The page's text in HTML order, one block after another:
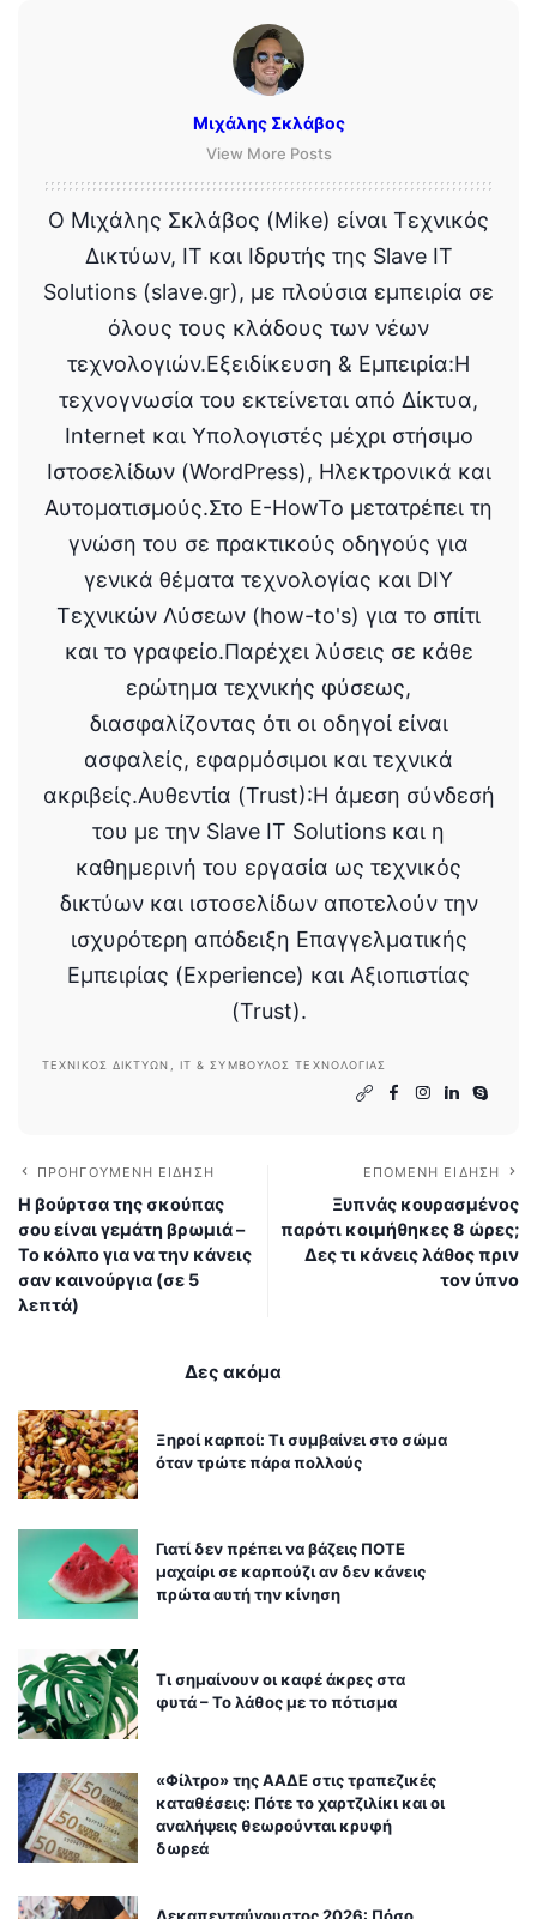
Μιχάλης Σκλάβος
View More Posts
Ο Μιχάλης Σκλάβος (Mike) είναι Τεχνικός
Δικτύων, IT και Ιδρυτής της Slave IT
Solutions (slave.gr), με πλούσια εμπειρία σε
όλους τους κλάδους των νέων
τεχνολογιών.Εξειδίκευση & Εμπειρία:Η
τεχνογνωσία του εκτείνεται από Δίκτυα,
Internet και Υπολογιστές μέχρι στήσιμο
Ιστοσελίδων (WordPress), Ηλεκτρονικά και
Αυτοματισμούς.Στο E-HowTo μετατρέπει τη
γνώση του σε πρακτικούς οδηγούς για
γενικά θέματα τεχνολογίας και DIY
Τεχνικών Λύσεων (how-to's) για το σπίτι
και το γραφείο.Παρέχει λύσεις σε κάθε
ερώτημα τεχνικής φύσεως,
διασφαλίζοντας ότι οι οδηγοί είναι
ασφαλείς, εφαρμόσιμοι και τεχνικά
ακριβείς.Αυθεντία (Trust):Η άμεση σύνδεσή
του με την Slave IT Solutions και η
καθημερινή του εργασία ως τεχνικός
δικτύων και ιστοσελίδων αποτελούν την
ισχυρότερη απόδειξη Επαγγελματικής
Εμπειρίας (Experience) και Αξιοπιστίας
(Trust).
ΤΕΧΝΙΚΌΣ ΔΙΚΤΎΩΝ, IT & ΣΎΜΒΟΥΛΟΣ ΤΕΧΝΟΛΟΓΊΑΣ
ΠΡΟΗΓΟΎΜΕΝΗ ΕΊΔΗΣΗ
Η βούρτσα της σκούπας
σου είναι γεμάτη βρωμιά –
Το κόλπο για να την κάνεις
σαν καινούργια (σε 5
λεπτά)
ΕΠΌΜΕΝΗ ΕΊΔΗΣΗ
Ξυπνάς κουρασμένος
παρότι κοιμήθηκες 8 ώρες;
Δες τι κάνεις λάθος πριν
τον ύπνο
Δες ακόμα
Ξηροί καρποί: Τι συμβαίνει στο σώμα
όταν τρώτε πάρα πολλούς
Γιατί δεν πρέπει να βάζεις ΠΟΤΕ
μαχαίρι σε καρπούζι αν δεν κάνεις
πρώτα αυτή την κίνηση
Τι σημαίνουν οι καφέ άκρες στα
φυτά – Το λάθος με το πότισμα
«Φίλτρο» της ΑΑΔΕ στις τραπεζικές
καταθέσεις: Πότε το χαρτζιλίκι και οι
αναλήψεις θεωρούνται κρυφή
δωρεά